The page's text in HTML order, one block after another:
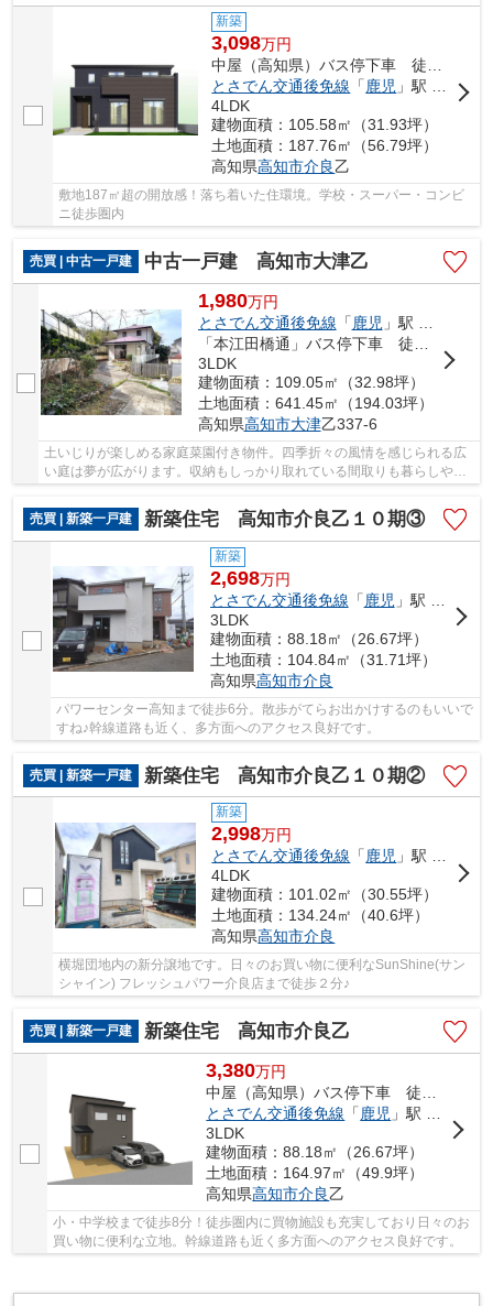
新築
3,098万円
とさでん交通後免線 「 鹿児 」駅 徒歩23分
4LDK
建物面積：105.58㎡（31.93坪）
土地面積：187.76㎡（56.79坪）
高知県高知市介良乙
敷地187㎡超の開放感！落ち着いた住環境。学校・スーパー・コンビ
ニ徒歩圏内
売買 | 中古一戸建 中古一戸建 高知市大津乙
1,980万円
とさでん交通後免線 「 鹿児 」駅 徒歩8分
3LDK
建物面積：109.05㎡（32.98坪）
土地面積：641.45㎡（194.03坪）
高知県高知市大津乙337-6
土いじりが楽しめる家庭菜園付き物件。四季折々の風情を感じられる広
い庭は夢が広がります。収納もしっかり取れている間取りも暮らしやす
そうです。小さなお子様連れのファミリーやお...
売買 | 新築一戸建
新築住宅 高知市介良乙１０期③
新築
2,698万円
とさでん交通後免線 「 鹿児 」駅 徒歩19分
3LDK
建物面積：88.18㎡（26.67坪）
土地面積：104.84㎡（31.71坪）
高知県高知市介良
パワーセンター高知まで徒歩6分。散歩がてらお出かけするのもいいで
すね♪幹線道路も近く、多方面へのアクセス良好です。
売買 | 新築一戸建 新築住宅 高知市介良乙１０期②
新築
2,998万円
とさでん交通後免線 「鹿児 」駅 徒歩19分
4LDK
建物面積：101.02㎡（30.55坪）
土地面積：134.24㎡（40.6坪）
高知県高知市介良
横堀団地内の新分譲地です。日々のお買い物に便利なSunShine(サン
シャイン) フレッシュパワー介良店まで徒歩２分♪
売買 | 新築一戸建 新築住宅 高知市介良乙
3,380万円
中屋（高知県）バス停下車 徒歩5分
とさでん交通後免線 「鹿児 」駅 徒歩14分
3LDK
建物面積：88.18㎡（26.67坪）
土地面積：164.97㎡（49.9坪）
高知県高知市介良乙
小・中学校まで徒歩8分！徒歩圏内に買物施設も充実しており日々のお
買い物に便利な立地。幹線道路も近く多方面へのアクセス良好です。